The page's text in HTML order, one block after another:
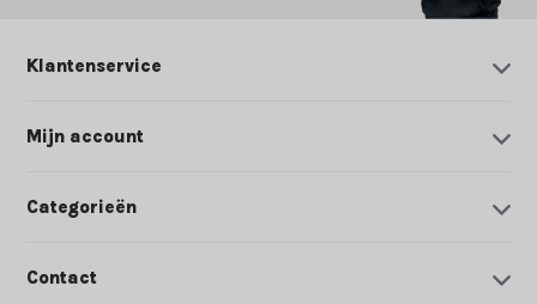
Klantenservice
Mijn account
Categorieën
Contact